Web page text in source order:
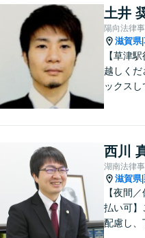
土井
陽向法律
滋賀県|
【草津
越しくだ
ックスし
です。
る方もお
らしてく
西川
湖南法律
滋賀県|
【夜間
払い可】
配慮し、